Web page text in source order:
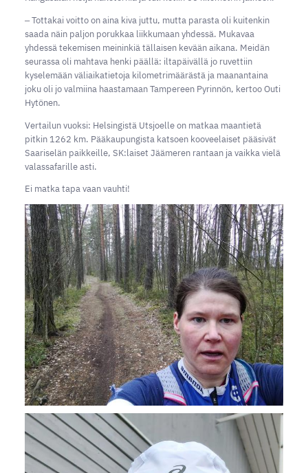
‒ Tottakai voitto on aina kiva juttu, mutta parasta oli kuitenkin
saada näin paljon porukkaa liikkumaan yhdessä. Mukavaa
yhdessä tekemisen meininkiä tällaisen kevään aikana. Meidän
seurassa oli mahtava henki päällä: iltapäivällä jo ruvettiin
kyselemään väliaikatietoja kilometrimäärästä ja maanantaina
joku oli jo valmiina haastamaan Tampereen Pyrinnön, kertoo Outi
Hytönen.
Vertailun vuoksi: Helsingistä Utsjoelle on matkaa maantietä
pitkin 1262 km. Pääkaupungista katsoen kooveelaiset pääsivät
Saariselän paikkeille, SK:laiset Jäämeren rantaan ja vaikka vielä
valassafarille asti.
Ei matka tapa vaan vauhti!